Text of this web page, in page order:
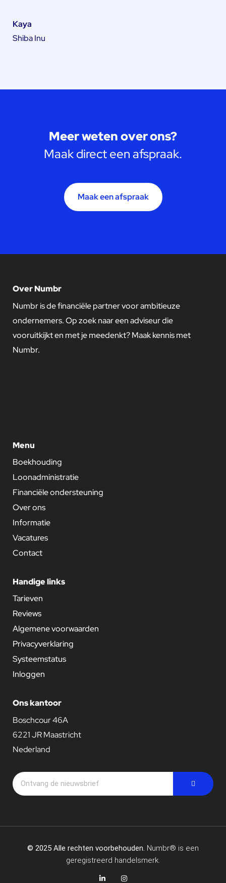
Kaya
Shiba Inu
Meer weten over ons?
Maak direct een afspraak.
Maak een afspraak
Over Numbr
Numbr is de financiële partner voor ambitieuze
ondernemers. Op zoek naar een adviseur die
vooruitkijkt en met je meedenkt? Maak kennis met
Numbr.
Menu
Boekhouding
Loonadministratie
Financiële ondersteuning
Over ons
Informatie
Vacatures
Contact
Handige links
Tarieven
Reviews
Algemene voorwaarden
Privacyverklaring
Systeemstatus
Inloggen
Ons kantoor
Boschcour 46A
6221 JR Maastricht
Nederland
© 2025 Alle rechten voorbehouden. Numbr® is een
geregistreerd handelsmerk.